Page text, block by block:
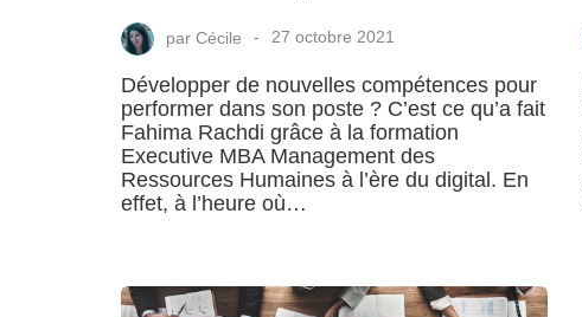
par Cécile 27 octobre 2021
Développer de nouvelles compétences pour
performer dans son poste ? C’est ce qu’a fait
Fahima Rachdi grâce à la formation
Executive MBA Management des
Ressources Humaines à l’ère du digital. En
effet, à l’heure où…